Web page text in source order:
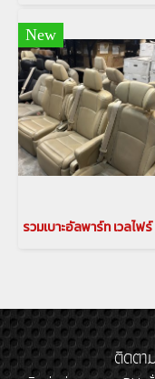
New
ติดตาม